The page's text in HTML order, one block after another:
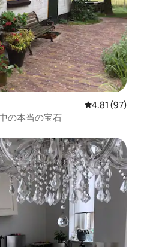
レビュー97
4.81 (97)
の本当の宝石